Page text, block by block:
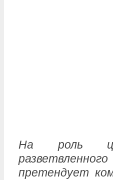
На роль
претендует